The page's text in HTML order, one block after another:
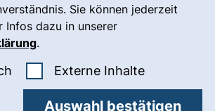
Sie können jederzeit
Infos dazu in unserer
.
Erforderliche Cookies akzeptieren
Externe Inhalte: Externe
Auswahl bestätigen
Notfall(externer Link, öffnet
Impressum
Barrierefreiheit
Datenschutz